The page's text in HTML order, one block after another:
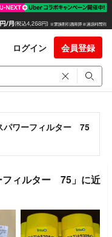
ログイン 会員登録
パワーフィルター 75
フィルター 75」に近